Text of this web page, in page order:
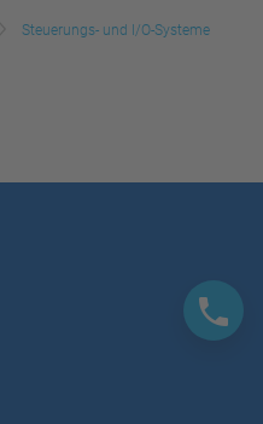
Steuerungs- und I/O-Systeme